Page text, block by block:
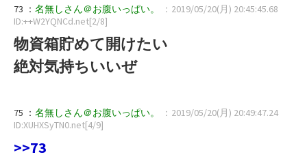
73 ： 名無しさん＠お腹いっぱい。
：2019/05/20(月) 20:45:45.68
ID:++W2YQNCd.net[2/8]
物資箱貯めて開けたい
絶対気持ちいいぜ
75 ： 名無しさん＠お腹いっぱい。
：2019/05/20(月) 20:49:47.24
ID:XUHXSyTN0.net[4/9]
>>73